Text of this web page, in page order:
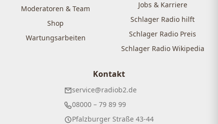
Moderatoren & Team
Shop
Wartungsarbeiten
Jobs & Karriere
Schlager Radio hilft
Schlager Radio Preis
Schlager Radio Wikipedia
Kontakt
service@radiob2.de
08000 – 79 89 99
Pfalzburger Straße 43-44